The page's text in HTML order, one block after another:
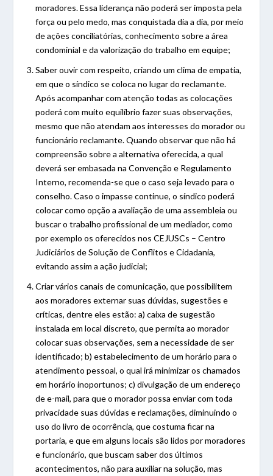
moradores. Essa liderança não poderá ser imposta pela
força ou pelo medo, mas conquistada dia a dia, por meio
de ações conciliatórias, conhecimento sobre a área
condominial e da valorização do trabalho em equipe;
Saber ouvir com respeito, criando um clima de empatia,
em que o síndico se coloca no lugar do reclamante.
Após acompanhar com atenção todas as colocações
poderá com muito equilíbrio fazer suas observações,
mesmo que não atendam aos interesses do morador ou
funcionário reclamante. Quando observar que não há
compreensão sobre a alternativa oferecida, a qual
deverá ser embasada na Convenção e Regulamento
Interno, recomenda-se que o caso seja levado para o
conselho. Caso o impasse continue, o síndico poderá
colocar como opção a avaliação de uma assembleia ou
buscar o trabalho profissional de um mediador, como
por exemplo os oferecidos nos CEJUSCs – Centro
Judiciários de Solução de Conflitos e Cidadania,
evitando assim a ação judicial;
Criar vários canais de comunicação, que possibilitem
aos moradores externar suas dúvidas, sugestões e
críticas, dentre eles estão: a) caixa de sugestão
instalada em local discreto, que permita ao morador
colocar suas observações, sem a necessidade de ser
identificado; b) estabelecimento de um horário para o
atendimento pessoal, o qual irá minimizar os chamados
em horário inoportunos; c) divulgação de um endereço
de e-mail, para que o morador possa enviar com toda
privacidade suas dúvidas e reclamações, diminuindo o
uso do livro de ocorrência, que costuma ficar na
portaria, e que em alguns locais são lidos por moradores
e funcionário, que buscam saber dos últimos
acontecimentos, não para auxiliar na solução, mas